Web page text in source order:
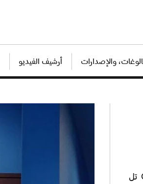
والإصدارات أرشيف الفيديو
تل